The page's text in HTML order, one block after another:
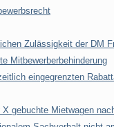
Zulässigkeit der DM
Mitbewerberbehinderung
eingegrenzten
gebuchte Mietwagen